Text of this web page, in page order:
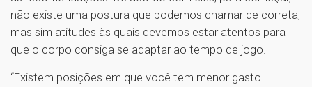
não existe uma postura que podemos chamar de correta,
mas sim atitudes às quais devemos estar atentos para
que o corpo consiga se adaptar ao tempo de jogo.
“Existem posições em que você tem menor gasto